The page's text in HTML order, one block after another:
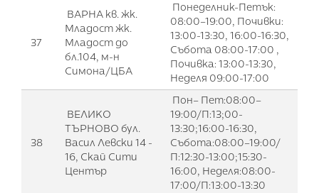
37
ВАРНА кв. жк.
Младост жк.
Младост до
бл.104, м-н
Симона/ЦБА
Понеделник-Петък:
08:00–19:00, Почивки:
13:00-13:30, 16:00-16:30,
Събота 08:00-17:00 ,
Почивка: 13:00-13:30,
Неделя 09:00-17:00
38
ВЕЛИКО
ТЪРНОВО бул.
Васил Левски 14 -
16, Скай Сити
Център
Пон– Пет:08:00–
19:00/П:13;00-
13:30;16:00-16:30,
Събота:08:00–19:00/
П:12:30-13:00;15:30-
16:00, Неделя:08:00-
17:00/П:13:00-13:30